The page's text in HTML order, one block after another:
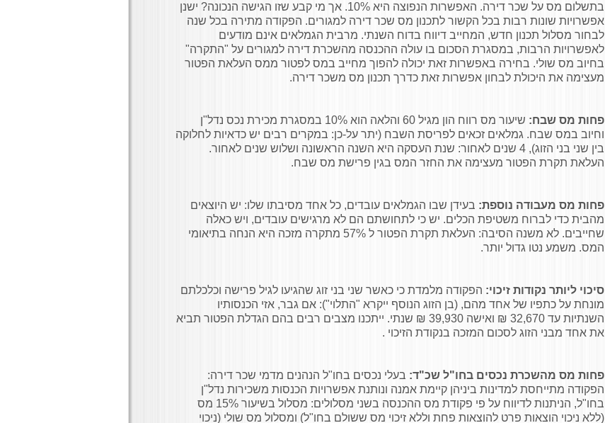
בתשלום מס על שכר דירה. האפשרות הנפוצה היא 10%. אך מי קבע שזו הגישה הנכונה? ישנן
אפשרויות שונות רבות בכל הקשור לתכנון מס שכר דירה למגורים. הפקודה מתירה בכל שנה
לבחור מסלול תכנון חדש, המחייב דיווח בדוח השנתי. מרבית הגמלאים אינם מודעים
לאפשרויות הרבות, במסגרת הסכום בו עולה ההכנסה מהשכרת דירה למגורים על "התקרה"
בחיוב מס שולי. בחירה באפשרות זאת יכולה להפוך מחייב במס לפטור ממס העלאת הפטור
מעצימה את היכולת לבחון אפשרות זאת כדרך תכנון מס משכר דירה.
פחות מס שבח:
שיעור מס רווח הון מגיל 60 והלאה הוא 10% במסגרת מכירת נכס נדל"ן
וחיוב במס שבח. גמלאים זכאים לפריסת השבח (יתר על-כן: במקרים רבים יש כדאיות לחלוקה
בין שני בני הזוג), 4 שנים לאחור: שנת העסקה היא השנה הראשונה ושלוש שנים לאחור.
העלאת תקרת הפטור מעצימה את החזר המס בגין פרישת מס שבח.
פחות מס מעבודה נוספת: בעידן שבו הגמלאים עובדים, כל אחד מסיבתו שלו: יש היוצאים
מהבית כדי לברוח משטיפת הכלים. יש כי לתחושתם הם לא מרגישים עובדים, ויש כאלה
שחייבים. לא משנה הסיבה: העלאת תקרת הפטור ל 57% מתקרה מזכה היא הנחה בתיאומי
המס. משמע נטו גדול יותר.
סיכוי ליותר נקודות זיכוי: הפקודה מלמדת כי כאשר שני בני זוג שהגיעו לגיל פרישה וכלכלתם
מונחת על כתפיו של אחד מהם, (בן הזוג הנוסף ייקרא "התלוי"): אם גבר, אזי הכנסותיו
השנתיות עד 32,670 ₪ ואישה 39,930 ₪ שנתי. ייתכנו מצבים רבים בהם הגדלת הפטור תביא
את אחד מבני הזוג לסכום המזכה בנקודת הזיכוי .
פחות מס מהשכרת נכסים בחו"ל שכ"ד: בעלי נכסים בחו"ל הנהנים מדמי שכר דירה:
הפקודה מתייחסת למדינות ביניהן קיימת אמנה ונותנת אפשרויות הכנסות משכירות נדל"ן
בחו"ל, הניתנות לדיווח על פי פקודת מס ההכנסה בשני מסלולים: מסלול בשיעור 15% מס
(ללא ניכוי הוצאות פרט להוצאות פחת וללא זיכוי מס ששולם בחו"ל) ומסלול מס שולי (ניכוי